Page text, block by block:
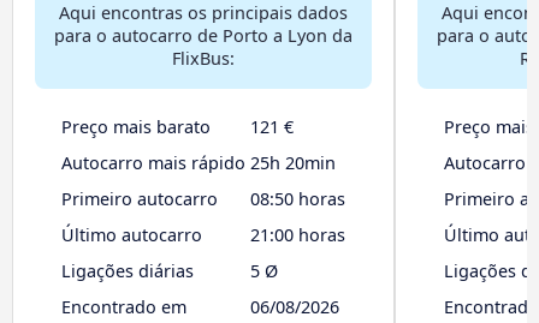
Aqui encontras os principais dados
para o autocarro de Porto a Lyon da
FlixBus:
Preço mais barato
121 €
Autocarro mais rápido 25h 20min
Primeiro autocarro
08:50 horas
Último autocarro
21:00 horas
Ligações diárias
5 Ø
Encontrado em
06/08/2026
Aqui
para o
Preço
Autocarro
Primeiro
Último
Ligações